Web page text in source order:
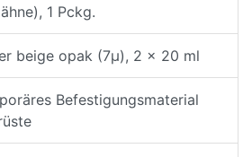
1 Pckg.
beige opak (7µ), 2 x 20 ml
Befestigungsmaterial